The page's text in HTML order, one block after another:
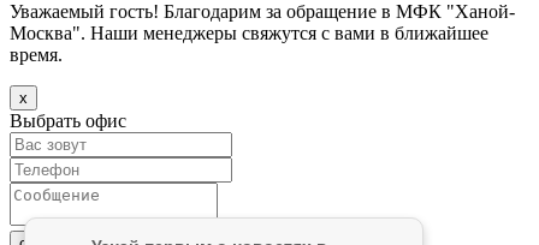
Уважаемый гость! Благодарим за обращение в МФК "Ханой-
Москва". Наши менеджеры свяжутся с вами в ближайшее
время.
х
Выбрать офис